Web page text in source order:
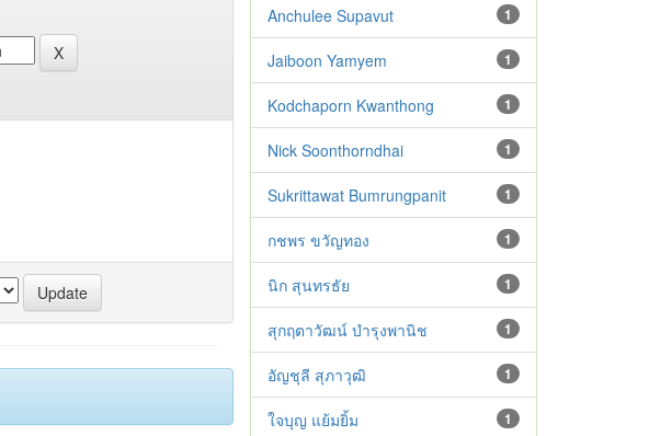
1
Anchulee Supavut
1
Jaiboon Yamyem
1
Kodchaporn Kwanthong
1
Nick Soonthorndhai
1
Sukrittawat Bumrungpanit
1
กชพร ขวัญทอง
1
นิก สุนทรธัย
1
สุกฤตาวัฒน์ บำรุงพานิช
1
อัญชุลี สุภาวุฒิ
1
ใจบุญ แย้มยิ้ม